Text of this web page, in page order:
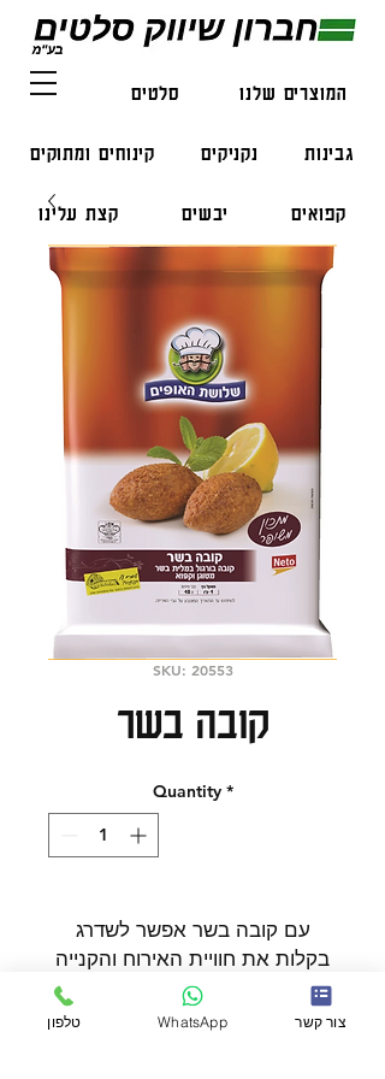
המוצרים שלנו סלטים דגים
גבינות נקניקים קינוחים ומתוקים
קפואים יבשים קצת עלינו
צור קשר
SKU: 20553
קובה בשר
Quantity *
עם קובה בשר אפשר לשדרג
בקלות את חוויית האירוח והקנייה
במעדנייה.
בחירה טובה להזמנות אונליין,טלפון WhatsApp צור קשר